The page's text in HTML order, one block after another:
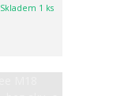
Skladem 1 ks